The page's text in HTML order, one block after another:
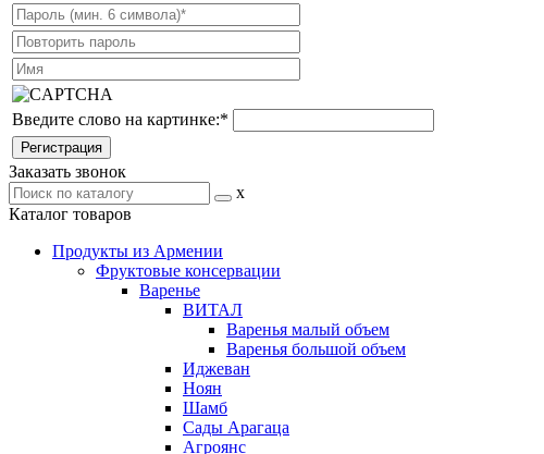
Введите слово на картинке:*
Заказать звонок
x
Каталог товаров
Продукты из Армении
Фруктовые консервации
Варенье
ВИТАЛ
Варенья малый объем
Варенья большой объем
Иджеван
Ноян
Шамб
Сады Арагаца
Агроянс